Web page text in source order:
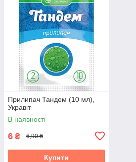
Прилипач Тандем (10 мл),
Укравіт
В наявності
6 ₴ 6,90 ₴
Купити